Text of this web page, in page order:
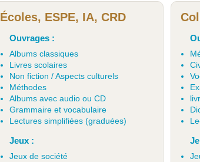
Écoles, ESPE, IA, CRD
Ouvrages :
Albums classiques
Livres scolaires
Non fiction / Aspects culturels
Méthodes
Albums avec audio ou CD
Grammaire et vocabulaire
Lectures simplifiées (graduées)
Jeux :
Jeux de société